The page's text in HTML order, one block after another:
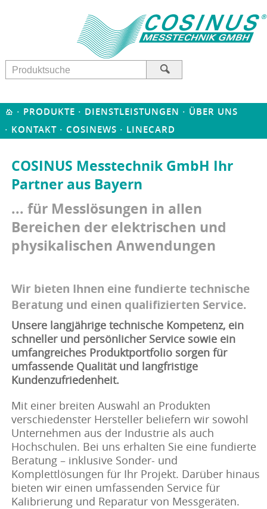
· PRODUKTE · DIENSTLEISTUNGEN · ÜBER UNS
· KONTAKT · COSINEWS · LINECARD
COSINUS Messtechnik GmbH Ihr
Partner aus Bayern
... für Messlösungen in allen
Bereichen der elektrischen und
physikalischen Anwendungen
Wir bieten Ihnen eine fundierte technische
Beratung und einen qualifizierten Service.
Unsere langjährige technische Kompetenz, ein
schneller und persönlicher Service sowie ein
umfangreiches Produktportfolio sorgen für
umfassende Qualität und langfristige
Kundenzufriedenheit.
Mit einer breiten Auswahl an Produkten
verschiedenster Hersteller beliefern wir sowohl
Unternehmen aus der Industrie als auch
Hochschulen. Bei uns erhalten Sie eine fundierte
Beratung – inklusive Sonder- und
Komplettlösungen für Ihr Projekt. Darüber hinaus
bieten wir einen umfassenden Service für
Kalibrierung und Reparatur von Messgeräten.